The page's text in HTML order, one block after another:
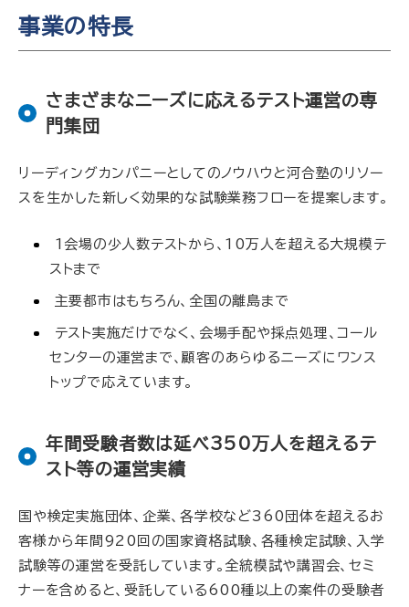
事業の特長
さまざまなニーズに応えるテスト運営の専
門集団
リーディングカンパニーとしてのノウハウと河合塾のリソー
スを生かした新しく効果的な試験業務フローを提案します。
1会場の少人数テストから、10万人を超える大規模テ
ストまで
主要都市はもちろん、全国の離島まで
テスト実施だけでなく、会場手配や採点処理、コール
センターの運営まで、顧客のあらゆるニーズにワンス
トップで応えています。
年間受験者数は延べ350万人を超えるテ
スト等の運営実績
国や検定実施団体、企業、各学校など360団体を超えるお
客様から年間920回の国家資格試験、各種検定試験、入学
試験等の運営を受託しています。全統模試や講習会、セミ
ナーを含めると、受託している600種以上の案件の受験者